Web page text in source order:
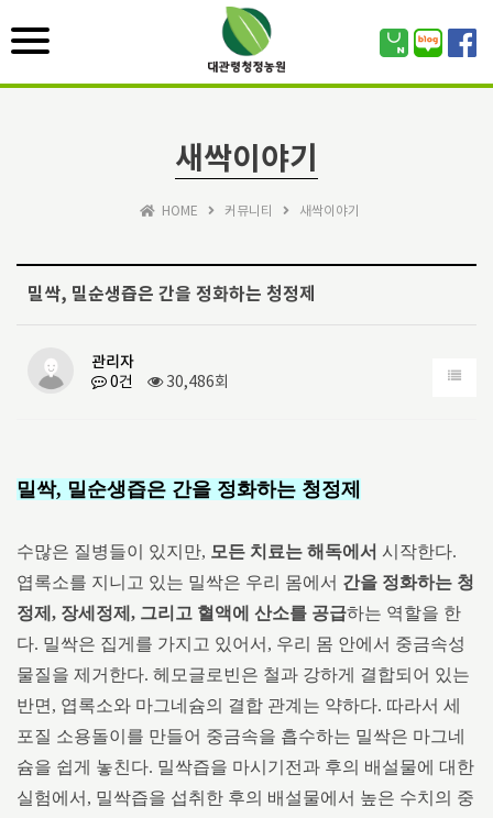
Toggle
새싹이야기
HOME 커뮤니티 새싹이야기
밀싹, 밀순생즙은 간을 정화하는 청정제
관리자
0건 30,486회
밀싹, 밀순생즙은 간을 정화하는 청정제
수많은 질병들이 있지만, 모든 치료는 해독에서 시작한다.
엽록소를 지니고 있는 밀싹은 우리 몸에서 간을 정화하는 청
정제, 장세정제, 그리고 혈액에 산소를 공급하는 역할을 한
다. 밀싹은 집게를 가지고 있어서, 우리 몸 안에서 중금속성
물질을 제거한다. 헤모글로빈은 철과 강하게 결합되어 있는
반면, 엽록소와 마그네슘의 결합 관계는 약하다. 따라서 세
포질 소용돌이를 만들어 중금속을 흡수하는 밀싹은 마그네
슘을 쉽게 놓친다. 밀싹즙을 마시기전과 후의 배설물에 대한
실험에서, 밀싹즙을 섭취한 후의 배설물에서 높은 수치의 중